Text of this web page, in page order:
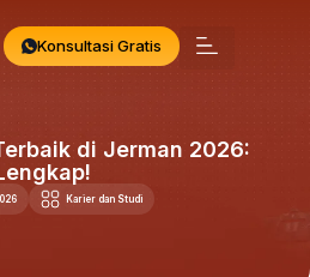
Konsultasi Gratis
di Jerman 2026:
Karier dan Studi